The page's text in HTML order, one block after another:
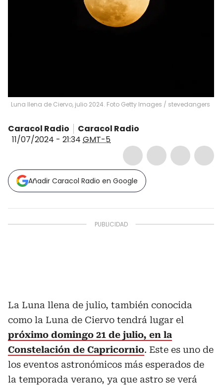
Luna llena de Ciervo, julio 2024. Foto Getty Images / stevedangers
Caracol Radio
Caracol Radio
11/07/2024 - 21:34 GMT-5
Añadir Caracol Radio en Google
La Luna llena de julio, también conocida
como la Luna de Ciervo tendrá lugar el
próximo domingo 21 de julio, en la
Constelación de Capricornio. Este es uno de
los eventos astronómicos más esperados de
la temporada verano, ya que astro se verá